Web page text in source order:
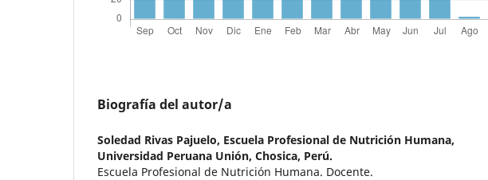
Biografía del autor/a
Soledad Rivas Pajuelo, Escuela Profesional de Nutrición Humana,
Universidad Peruana Unión, Chosica, Perú.
Escuela Profesional de Nutrición Humana. Docente.